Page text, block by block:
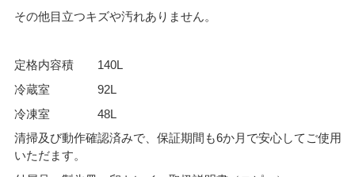
その他目立つキズや汚れありません。
定格内容積 140L
冷蔵室 92L
冷凍室 48L
清掃及び動作確認済みで、保証期間も6か月で安心してご使用
いただます。